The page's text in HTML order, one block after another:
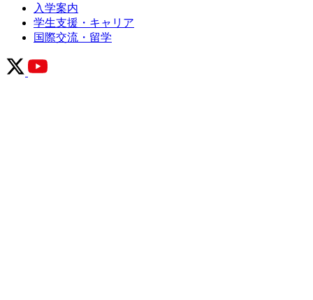
入学案内
学生支援・キャリア
国際交流・留学